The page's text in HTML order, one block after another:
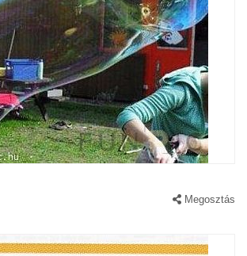
Megosztás